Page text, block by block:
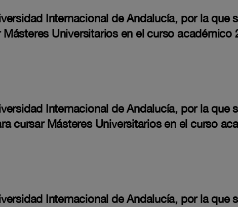
Internacional de Andalucía, por la que
Universitarios en el curso académico
Internacional de Andalucía, por la que
cursar Másteres Universitarios en el curso
Internacional de Andalucía, por la que